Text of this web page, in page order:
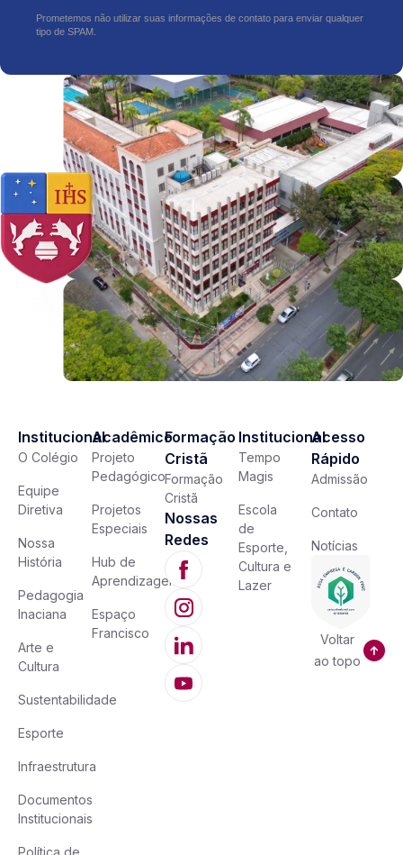
Prometemos não utilizar suas informações de contato para enviar qualquer
tipo de SPAM.
Institucional
O Colégio
Equipe
Diretiva
Nossa
História
Pedagogia
Inaciana
Arte e
Cultura
Sustentabilidade
Esporte
Infraestrutura
Documentos
Institucionais
Acadêmico
Projeto
Pedagógico
Projetos
Especiais
Hub de
Aprendizagem
Espaço
Francisco
Formação
Cristã
Formação
Cristã
Nossas
Redes
Institucional
Tempo
Magis
Escola
de
Esporte,
Cultura e
Lazer
Acesso
Rápido
Admissão
Contato
Notícias
Voltar
ao topo